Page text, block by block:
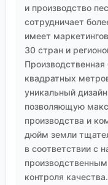
своих клиентов,
Поэтому, когда я
просто 'пиридин с
возникает вопрос:
вопрос — не
привычка,
несколькими
лучше усвоить
материалов
атомов в
'не мелочей'.
и производство
сотрудничает
имеет
30 стран и
квадратных
уникальный
позволяющую
производства и
дюйм земли
в соответствии с
контроля